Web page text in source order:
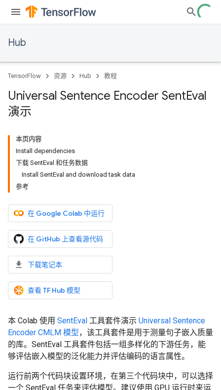
Hub
TensorFlow 资源 Hub 教程
Universal Sentence Encoder SentEval
演示
本页内容
Install dependencies
下载 SentEval 和任务数据
Install SentEval and download task data
参考
在 Google Colab 中运行
在 GitHub 上查看源代码
下载笔记本
查看 TF Hub 模型
本 Colab 使用 SentEval 工具套件演示 Universal Sentence
Encoder CMLM 模型，该工具套件是用于测量句子嵌入质量
的库。SentEval 工具套件包括一组多样化的下游任务，能
够评估嵌入模型的泛化能力并评估编码的语言属性。
运行前两个代码块设置环境，在第三个代码块中，可以选择
一个 SentEval 任务来评估模型。建议使用 GPU 运行时来运